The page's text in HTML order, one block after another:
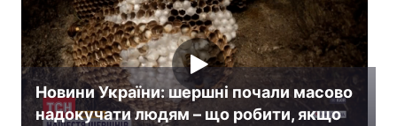
Новини України: шершні почали масово
надокучати людям – що робити, якщо